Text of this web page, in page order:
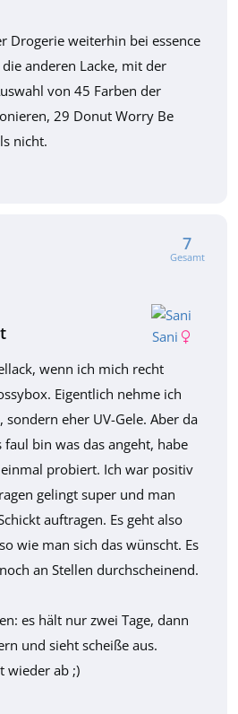
Drogerie weiterhin bei essence
anderen Lacke, mit der
von 45 Farben der
29 Donut Worry Be
nicht.
7
Gesamt
Sani
wenn ich mich recht
Eigentlich nehme ich
sondern eher UV-Gele. Aber da
bin was das angeht, habe
probiert. Ich war positiv
gelingt super und man
auftragen. Es geht also
wie man sich das wünscht. Es
an Stellen durchscheinend.
es hält nur zwei Tage, dann
und sieht scheiße aus.
wieder ab ;)